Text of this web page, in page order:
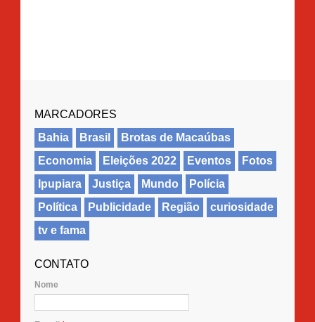
MARCADORES
Bahia
Brasil
Brotas de Macaúbas
Economia
Eleições 2022 Eventos
Fotos
Ipupiara
Justiça Mundo
Polícia
Política
Publicidade Região
curiosidade
tv e fama
CONTATO
Nome